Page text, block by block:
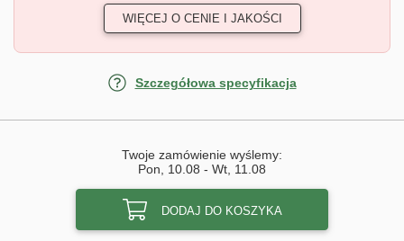
WIĘCEJ O CENIE I JAKOŚCI
Szczegółowa specyfikacja
Twoje zamówienie wyślemy:
Pon, 10.08 - Wt, 11.08
DODAJ DO KOSZYKA